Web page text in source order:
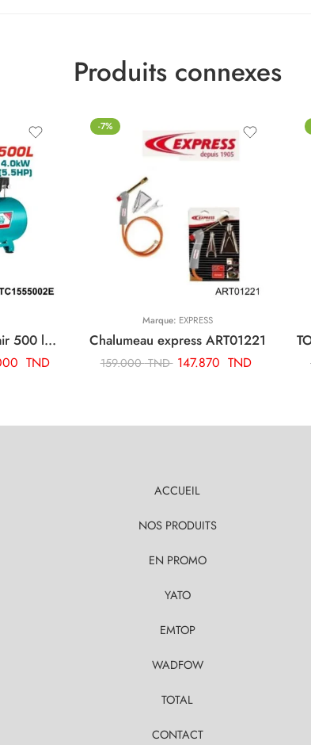
Produits connexes
TOTAL compresseur d’air 500 litre 5.5hp TC1555002E
TND
-7%
Marque: EXPRESS
Chalumeau express ART01221
159.000TND 147.870 TND
ACCUEIL
NOS PRODUITS
EN PROMO
YATO
EMTOP
WADFOW
TOTAL
CONTACT